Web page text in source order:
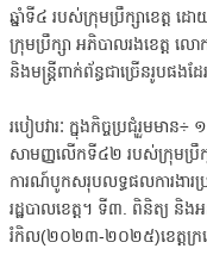
ឆ្នាំទី៤ របស់ក្រុមប្រឹក្សាខេត្ត
ក្រុមប្រឹក្សា អភិបាលរងខេត្ត ល
និងមន្ត្រីពាក់ព័ន្ធជាច្រើនរូបផងដែ
របៀបវារៈ ក្នុងកិច្ចប្រជុំរួមមា
សាមញ្ញលើកទី៤២ របស់ក្រុមប្រឹក្
ការណ៍បូកសរុបលទ្ធផលការងារ
រដ្ឋបាលខេត្ត។ ទី៣. ពិនិត្យ និងអ
រំកិល(២០២៣-២០២៥)ខេត្តក្រ